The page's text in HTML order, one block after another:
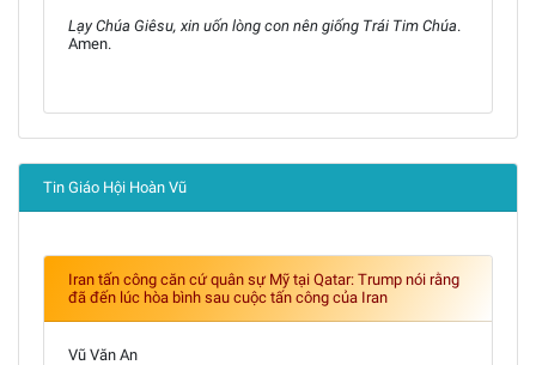
Lạy Chúa Giêsu, xin uốn lòng con nên giống Trái Tim Chúa.
Amen.
Tin Giáo Hội Hoàn Vũ
Iran tấn công căn cứ quân sự Mỹ tại Qatar: Trump nói rằng
đã đến lúc hòa bình sau cuộc tấn công của Iran
Vũ Văn An